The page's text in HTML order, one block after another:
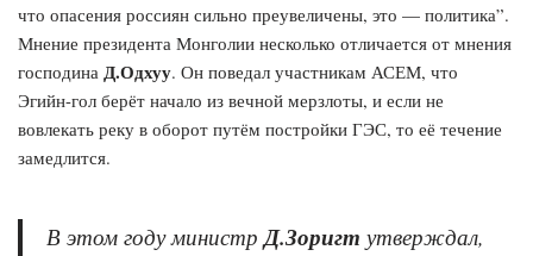
что опасения россиян сильно преувеличены, это — политика”.
Мнение президента Монголии несколько отличается от мнения
господина Д.Одхуу. Он поведал участникам АСЕМ, что
Эгийн-гол берёт начало из вечной мерзлоты, и если не
вовлекать реку в оборот путём постройки ГЭС, то её течение
замедлится.
В этом году министрД.Зоригт утверждал,